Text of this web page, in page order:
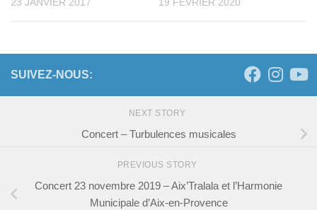
SUIVEZ-NOUS:
NEXT STORY
Concert – Turbulences musicales
PREVIOUS STORY
Concert 23 novembre 2019 – Aix’Tralala et l’Harmonie
Municipale d’Aix-en-Provence